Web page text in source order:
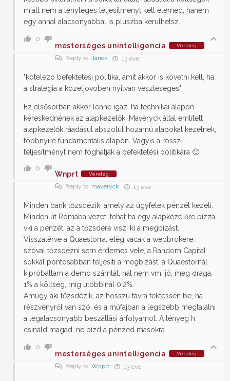
miatt nem a tenyleges teljesitmenyt kell elerned, hanem
egy annal alacsonyabbal is pluszba kerulhetsz.
0
mesterséges unintelligencia Vendég
Reply to Janos 13 éve
"kotelezo befektetesi politika, amit akkor is kovetni kell, ha
a strategia a kozeljovoben nyilvan veszteseges"
Ez elsősorban akkor lenne igaz, ha technikai alapon
kereskednének az alapkezelők. Maveryck által említett
alapkezelők ráadásul abszolút hozamú alapokat kezelnek,
többnyire fundamentális alapon. Vagyis a rossz
teljesítményt nem foghatják a befektetési politikára 🙂
0
Wnprt Vendég
Reply to maveryck 13 éve
Minden bank tőzsdézik, amely az ügyfelek pénzét kezeli.
Minden út Rómába vezet, tehát ha egy alapkezelőre bízza
vki a pénzét, az a tőzsdére viszi ki a megbízást.
Visszatérve a Quaestorra, elég vacak a webbrokere,
szóval tőzsdézni sem érdemes vele, a Random Capital
sokkal pontosabban teljesíti a megbízást, a Quaestornál
kipróbáltam a demo számlát, hát nem vmi jó, meg drága,
1% a költség, míg utóbbinál 0,2%.
Amúgy aki tőzsdézik, az hosszú távra fektessen be, ha
részvényről van szó, és a műfajban a legszebb megtalálni
a legalacsonyabb beszállási árfolyamot. A lényeg h
csináld magad, ne bízd a pénzed másokra.
0
mesterséges unintelligencia Vendég
Reply to Wnprt 13 éve